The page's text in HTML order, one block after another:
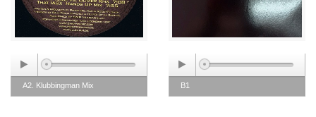
A2. Klubbingman Mix B1